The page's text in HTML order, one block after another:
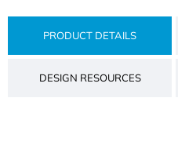
PRODUCT DETAILS
DESIGN RESOURCES